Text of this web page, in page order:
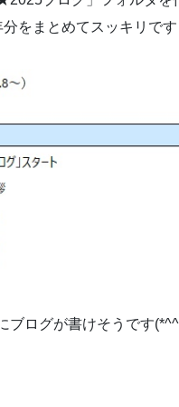
をまとめてスッキリで
ブログが書けそうです